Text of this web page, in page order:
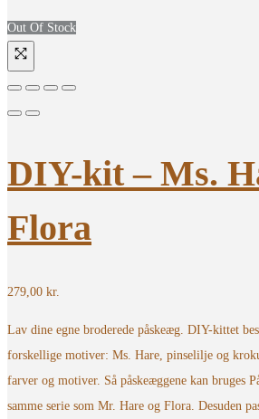
Out Of Stock
DIY-kit – Ms.
Flora
279,00 kr.
Lav dine egne broderede påskeæg. DIY-kittet
forskellige motiver: Ms. Hare, pinselilje og
farver og motiver. Så påskeæggene kan bruges
samme serie som Mr. Hare og Flora. Desuden